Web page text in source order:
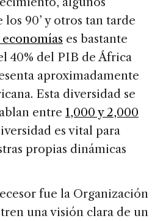
90’ y otros tan tarde
economías es bastante
40% del PIB de África
aproximadamente
Esta diversidad se
entre 1,000 y 2,000
es vital para
propias dinámicas
fue la Organización
una visión clara de un